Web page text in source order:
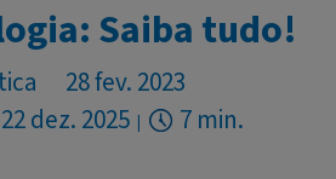
Saiba tudo!
28 fev. 2023
dez. 2025
7 min.